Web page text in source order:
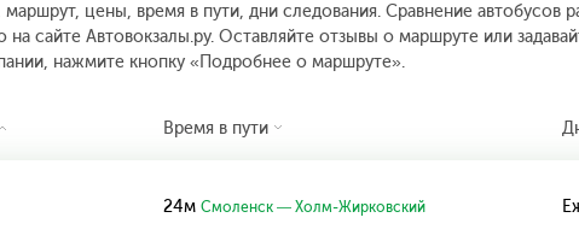
цены, время в пути, дни следования. Сравнение автобусов
сайте Автовокзалы.ру. Оставляйте отзывы о маршруте или
нажмите кнопку «Подробнее о маршруте».
Время в пути
24м Смоленск — Холм-Жирковский